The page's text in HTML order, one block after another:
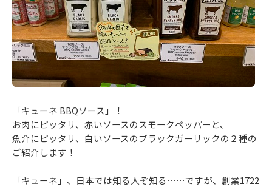
「キューネ BBQソース」！
お肉にピッタリ、赤いソースのスモークペッパーと、
魚介にピッタリ、白いソースのブラックガーリックの２種の
ご紹介します！
「キューネ」、日本では知る人ぞ知る……ですが、創業1722